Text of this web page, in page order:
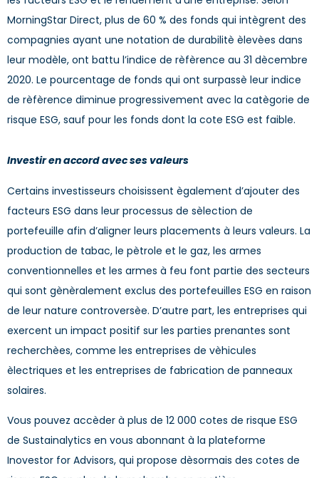
MorningStar Direct, plus de 60 % des fonds qui intègrent des
compagnies ayant une notation de durabilitè èlevèes dans
leur modèle, ont battu l’indice de rèfèrence au 31 dècembre
2020. Le pourcentage de fonds qui ont surpassè leur indice
de rèfèrence diminue progressivement avec la catègorie de
risque ESG, sauf pour les fonds dont la cote ESG est faible.
Investir en accord avec ses valeurs
Certains investisseurs choisissent ègalement d’ajouter des
facteurs ESG dans leur processus de sèlection de
portefeuille afin d’aligner leurs placements à leurs valeurs. La
production de tabac, le pètrole et le gaz, les armes
conventionnelles et les armes à feu font partie des secteurs
qui sont gènèralement exclus des portefeuilles ESG en raison
de leur nature controversèe. D’autre part, les entreprises qui
exercent un impact positif sur les parties prenantes sont
recherchèes, comme les entreprises de vèhicules
èlectriques et les entreprises de fabrication de panneaux
solaires.
Vous pouvez accèder à plus de 12 000 cotes de risque ESG
de Sustainalytics en vous abonnant à la plateforme
Inovestor for Advisors, qui propose dèsormais des cotes de